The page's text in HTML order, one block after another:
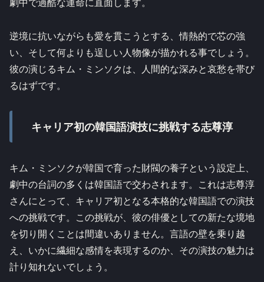
逆境に抗いながらも愛を貫こうとする、情熱的で芯の強
い、そして何よりも逞しい人物像が描かれる事でしょう。
彼の演じるキム・ミンソクは、人間的な深みと哀愁を帯び
るはずです。
キャリア初の韓国語演技に挑戦する志尊淳
キム・ミンソクが韓国で育った財閥の養子という設定上、
劇中の台詞の多くは韓国語で交わされます。これは志尊淳
さんにとって、キャリア初となる本格的な韓国語での演技
への挑戦です。この挑戦が、彼の俳優としての新たな境地
を切り開くことは間違いありません。言語の壁を乗り越
え、いかに繊細な感情を表現するのか、その演技の魅力は
計り知れないでしょう。